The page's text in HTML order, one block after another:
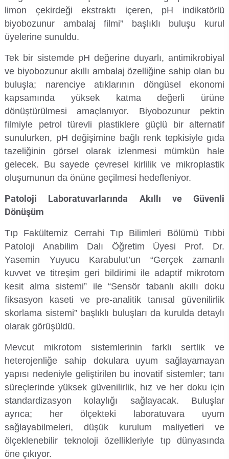
limon çekirdeği ekstraktı içeren, pH indikatörlü
biyobozunur ambalaj filmi” başlıklı buluşu kurul
üyelerine sunuldu.
Tek bir sistemde pH değerine duyarlı, antimikrobiyal
ve biyobozunur akıllı ambalaj özelliğine sahip olan bu
buluşla; narenciye atıklarının döngüsel ekonomi
kapsamında yüksek katma değerli ürüne
dönüştürülmesi amaçlanıyor. Biyobozunur pektin
filmiyle petrol türevli plastiklere güçlü bir alternatif
sunulurken, pH değişimine bağlı renk tepkisiyle gıda
tazeliğinin görsel olarak izlenmesi mümkün hale
gelecek. Bu sayede çevresel kirlilik ve mikroplastik
oluşumunun da önüne geçilmesi hedefleniyor.
Patoloji Laboratuvarlarında Akıllı ve Güvenli
Dönüşüm
Tıp Fakültemiz Cerrahi Tıp Bilimleri Bölümü Tıbbi
Patoloji Anabilim Dalı Öğretim Üyesi Prof. Dr.
Yasemin Yuyucu Karabulut’un “Gerçek zamanlı
kuvvet ve titreşim geri bildirimi ile adaptif mikrotom
kesit alma sistemi” ile “Sensör tabanlı akıllı doku
fiksasyon kaseti ve pre-analitik tanısal güvenilirlik
skorlama sistemi” başlıklı buluşları da kurulda detaylı
olarak görüşüldü.
Mevcut mikrotom sistemlerinin farklı sertlik ve
heterojenliğe sahip dokulara uyum sağlayamayan
yapısı nedeniyle geliştirilen bu inovatif sistemler; tanı
süreçlerinde yüksek güvenilirlik, hız ve her doku için
standardizasyon kolaylığı sağlayacak. Buluşlar
ayrıca; her ölçekteki laboratuvara uyum
sağlayabilmeleri, düşük kurulum maliyetleri ve
ölçeklenebilir teknoloji özellikleriyle tıp dünyasında
öne çıkıyor.
Su Ürünleri Fakültesi
Tıp Fakültesi
Turizm Fakültesi
Gıda Araştırmaları Uygulama ve Araştırma Merkezi
Görsel İşitsel Yapımlar Uygulama ve Araştırma Merkezi
Hastane
İleri Teknoloji Eğitim Araştırma ve Uygulama Merkezi
İlk Yardım Araştırma ve Uygulama Merkezi
İş Sağlığı ve Güvenliği Uygulama ve Araştırma Merkezi
Kadın Sorunları Uygulama ve Araştırma Merkezi
Kalibrasyon Uygulama ve Araştırma Merkezi
Kariyer Merkezi
Kilikia Arkeolojisi Araştırma Merkezi
Kozmetik Temizlik ve Kimyevi Ürünler Üretim Eğitim Uygulama ve Araştırma Merkezi
Nükleer Bilimler Uygulama ve Araştırma Merkezi
Öğrenme ve Öğretmeyi Geliştirme Uygulama ve Araştırma Merkezi
Ölçme ve Değerlendirme Uygulama ve Araştırma Merkezi
Özel Yetenekliler Eğitimi Uygulama ve Araştırma Merkezi